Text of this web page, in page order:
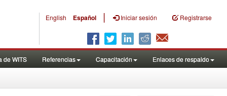
English Español | Iniciar sesión Registrarse
de WITS Referencias Capacitación Enlaces de respaldo